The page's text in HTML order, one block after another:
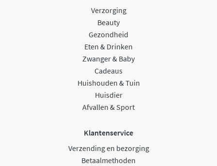
Verzorging
Beauty
Gezondheid
Eten & Drinken
Zwanger & Baby
Cadeaus
Huishouden & Tuin
Huisdier
Afvallen & Sport
Klantenservice
Verzending en bezorging
Betaalmethoden